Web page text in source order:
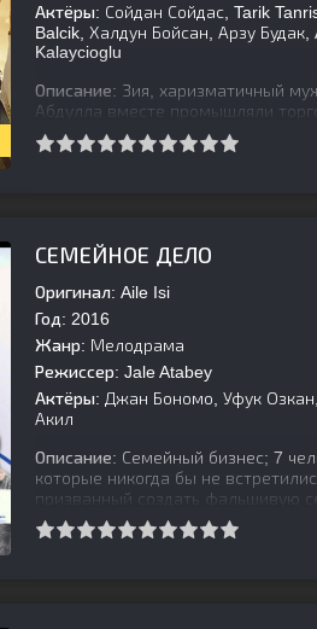
Актёры: Сойдан Сойдас, Tarik
Balcik, Халдун Бойсан, Арзу
Kalaycioglu
Описание: Зия, харизматичный
Абдулла вместе промышляли
характерах, их объединяла
СЕМЕЙНОЕ ДЕЛО
Оригинал: Aile Isi
Год: 2016
Жанр: Мелодрама
Режиссер: Jale Atabey
Актёры: Джан Бономо, Уфук
Акил
Описание: Семейный бизнес; 7
которые никогда бы не
призванный создать фальшивую